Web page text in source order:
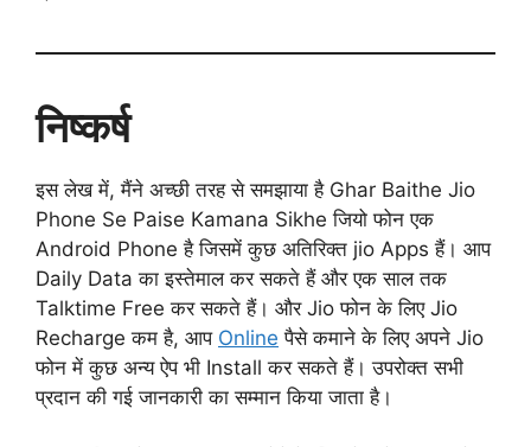
निष्कर्ष
इस लेख में, मैंने अच्छी तरह से समझाया है Ghar Baithe Jio
Phone Se Paise Kamana Sikhe जियो फोन एक
Android Phone है जिसमें कुछ अतिरिक्त jio Apps हैं। आप
Daily Data का इस्तेमाल कर सकते हैं और एक साल तक
Talktime Free कर सकते हैं। और Jio फोन के लिए Jio
Recharge कम है, आप Online पैसे कमाने के लिए अपने Jio
फोन में कुछ अन्य ऐप भी Install कर सकते हैं। उपरोक्त सभी
प्रदान की गई जानकारी का सम्मान किया जाता है।